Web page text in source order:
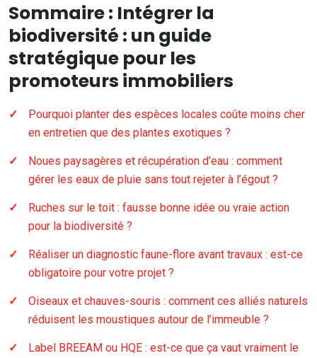
Sommaire : Intégrer la
biodiversité : un guide
stratégique pour les
promoteurs immobiliers
Pourquoi planter des espèces locales coûte moins cher
en entretien que des plantes exotiques ?
Noues paysagères et récupération d’eau : comment
gérer les eaux de pluie sans tout rejeter à l’égout ?
Ruches sur le toit : fausse bonne idée ou vraie action
pour la biodiversité ?
Réaliser un diagnostic faune-flore avant travaux : est-ce
obligatoire pour votre projet ?
Oiseaux et chauves-souris : comment ces alliés naturels
réduisent les moustiques autour de l’immeuble ?
Label BREEAM ou HQE : est-ce que ça vaut vraiment le